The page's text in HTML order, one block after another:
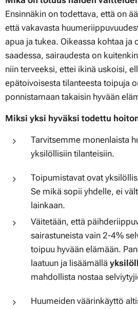
Ensinnäkin on todettava, että on
että vakavasta
apua ja tukea. Oikeassa kohtaa ja
saadessa, sairaudesta on
niin terveeksi, ettei ikinä uskoisi,
epätoivoisesta tilanteesta toipuja
ponnistamaan takaisin hyvään
Miksi yksi hyväksi todettu
Tarvitsemme monenlaista
yksilöllisiin tilanteisiin.
Toipumistavat ovat
Se mikä sopii yhdelle, ei
lainkaan.
Väitetään, että
sairastuneista vain 2-4%
toipuu hyvään elämään.
laatuun ja lisäämällä
mahdollista nostaa
Huumeiden väärinkäyttö